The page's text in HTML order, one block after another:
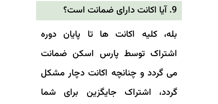
9. آیا اکانت دارای ضمانت است؟
بله، کلیه اکانت ها تا پایان دوره
اشتراک توسط پارس اسکن ضمانت
می گردد و چنانچه اکانت دچار مشکل
گردد، اشتراک جایگزین برای شما